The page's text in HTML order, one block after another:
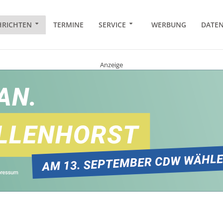
TERMINE SERVICE WERBUNG
Anzeige